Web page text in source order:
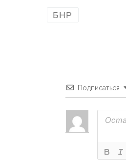
БНР
Подписаться